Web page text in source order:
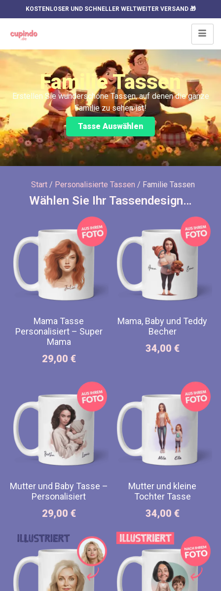
KOSTENLOSER UND SCHNELLER WELTWEITER VERSAND 🎁
Familie Tassen
Erstellen Sie wunderschöne Tassen, auf denen die ganze
Familie zu sehen ist!
Tasse Auswählen
Start / Personalisierte Tassen / Familie Tassen
Wählen Sie Ihr Tassendesign…
Mama Tasse
Personalisiert – Super
Mama
29,00 €
Mama, Baby und Teddy
Becher
34,00 €
Mutter und Baby Tasse –
Personalisiert
29,00 €
Mutter und kleine
Tochter Tasse
34,00 €